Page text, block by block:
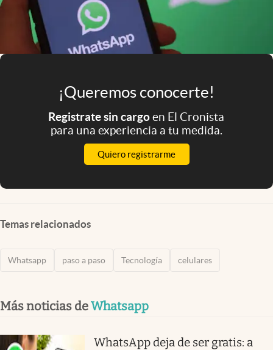
Mediakit
abre en nueva pestaña
Argentina
¡Queremos conocerte!
Registrate sin cargoen El Cronista
para una experiencia a tu medida.
Quiero registrarme
Temas relacionados
Whatsapp paso a paso Tecnología celulares
Más noticias deWhatsapp
WhatsApp deja de ser gratis: a